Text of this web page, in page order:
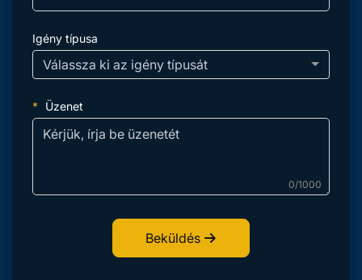
Igény típusa
Válassza ki az igény típusát
Üzenet
0/1000
Beküldés